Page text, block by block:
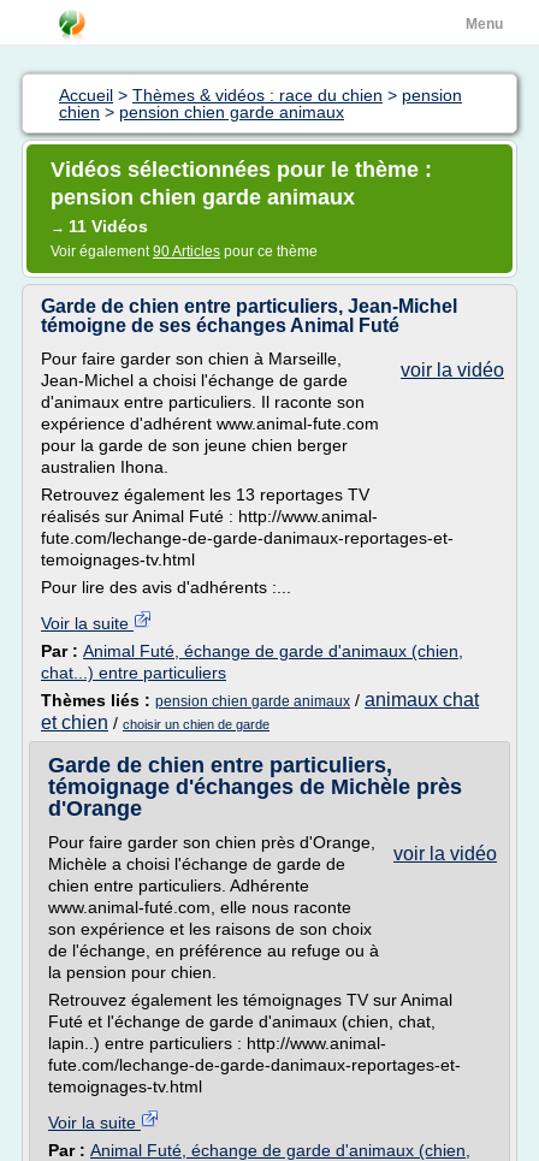
Menu
Accueil > Thèmes & vidéos : race du chien > pension
chien > pension chien garde animaux
Vidéos sélectionnées pour le thème :
pension chien garde animaux
→ 11 Vidéos
Voir également90 Articles pour ce thème
Garde de chien entre particuliers, Jean-Michel
témoigne de ses échanges Animal Futé
voir la vidéo
Pour faire garder son chien à Marseille,
Jean-Michel a choisi l'échange de garde
d'animaux entre particuliers. Il raconte son
expérience d'adhérent www.animal-fute.com
pour la garde de son jeune chien berger
australien Ihona.
Retrouvez également les 13 reportages TV
réalisés sur Animal Futé : http://www.animal-
fute.com/lechange-de-garde-danimaux-reportages-et-
temoignages-tv.html
Pour lire des avis d'adhérents :...
Voir la suite
Par : Animal Futé, échange de garde d'animaux (chien,
chat...) entre particuliers
Thèmes liés : pension chien garde animaux / animaux chat
et chien / choisir un chien de garde
Garde de chien entre particuliers,
témoignage d'échanges de Michèle près
d'Orange
voir la vidéo
Pour faire garder son chien près d'Orange,
Michèle a choisi l'échange de garde de
chien entre particuliers. Adhérente
www.animal-futé.com, elle nous raconte
son expérience et les raisons de son choix
de l'échange, en préférence au refuge ou à
la pension pour chien.
Retrouvez également les témoignages TV sur Animal
Futé et l'échange de garde d'animaux (chien, chat,
lapin..) entre particuliers : http://www.animal-
fute.com/lechange-de-garde-danimaux-reportages-et-
temoignages-tv.html
Voir la suite
Par : Animal Futé, échange de garde d'animaux (chien,